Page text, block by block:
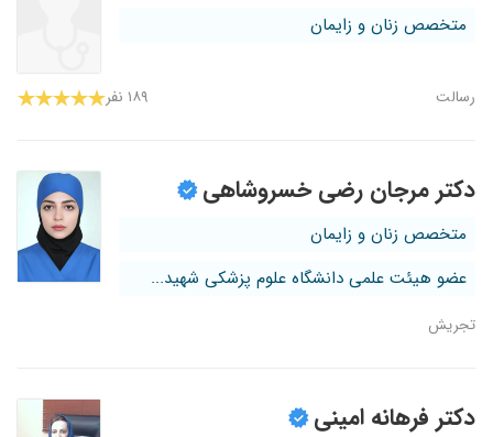
متخصص زنان و زایمان
رسالت ۱۸۹ نفر
دکتر مرجان رضی خسروشاهی
متخصص زنان و زایمان
عضو هیئت علمی دانشگاه علوم پزشکی شهید...
تجریش
دکتر فرهانه امینی